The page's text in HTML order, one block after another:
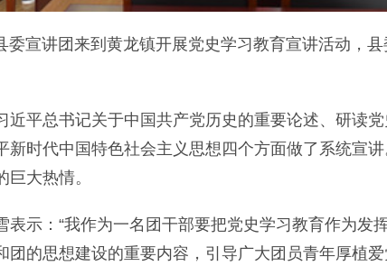
讲团来到黄龙镇开展党史学习教育宣讲活动，县
平总书记关于中国共产党历史的重要论述、研读党
新时代中国特色社会主义思想四个方面做了系统宣
大热情。
示：“我作为一名团干部要把党史学习教育作为发
团的思想建设的重要内容，引导广大团员青年厚植